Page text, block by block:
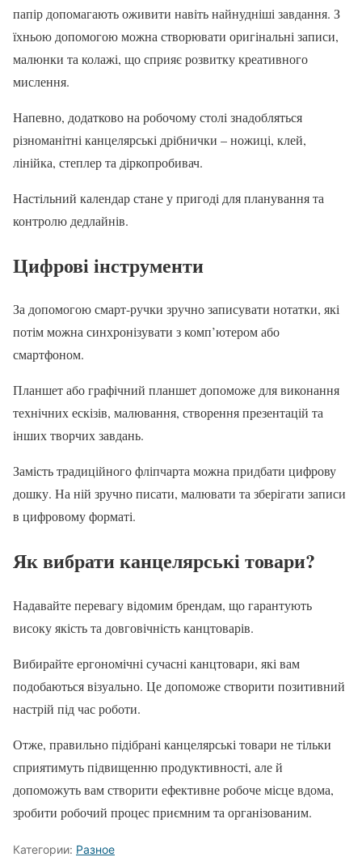
папір допомагають оживити навіть найнудніші завдання. З
їхньою допомогою можна створювати оригінальні записи,
малюнки та колажі, що сприяє розвитку креативного
мислення.
Напевно, додатково на робочому столі знадобляться
різноманітні канцелярські дрібнички – ножиці, клей,
лінійка, степлер та діркопробивач.
Настільний календар стане у пригоді для планування та
контролю дедлайнів.
Цифрові інструменти
За допомогою смарт-ручки зручно записувати нотатки, які
потім можна синхронізувати з комп’ютером або
смартфоном.
Планшет або графічний планшет допоможе для виконання
технічних ескізів, малювання, створення презентацій та
інших творчих завдань.
Замість традиційного фліпчарта можна придбати цифрову
дошку. На ній зручно писати, малювати та зберігати записи
в цифровому форматі.
Як вибрати канцелярські товари?
Надавайте перевагу відомим брендам, що гарантують
високу якість та довговічність канцтоварів.
Вибирайте ергономічні сучасні канцтовари, які вам
подобаються візуально. Це допоможе створити позитивний
настрій під час роботи.
Отже, правильно підібрані канцелярські товари не тільки
сприятимуть підвищенню продуктивності, але й
допоможуть вам створити ефективне робоче місце вдома,
зробити робочий процес приємним та організованим.
Категории: Разное